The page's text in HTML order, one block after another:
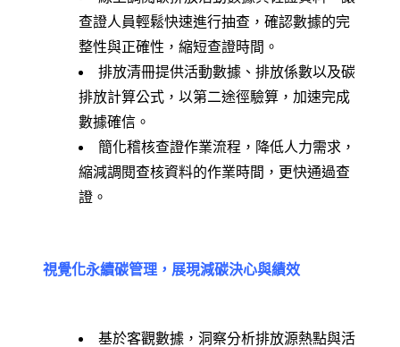
查證人員輕鬆快速進行抽查，確認數據的完
整性與正確性，縮短查證時間。
排放清冊提供活動數據、排放係數以及碳
排放計算公式，以第二途徑驗算，加速完成
數據確信。
簡化稽核查證作業流程，降低人力需求，
縮減調閱查核資料的作業時間，更快通過查
證。
視覺化永續碳管理，展現減碳決心與績效
基於客觀數據，洞察分析排放源熱點與活